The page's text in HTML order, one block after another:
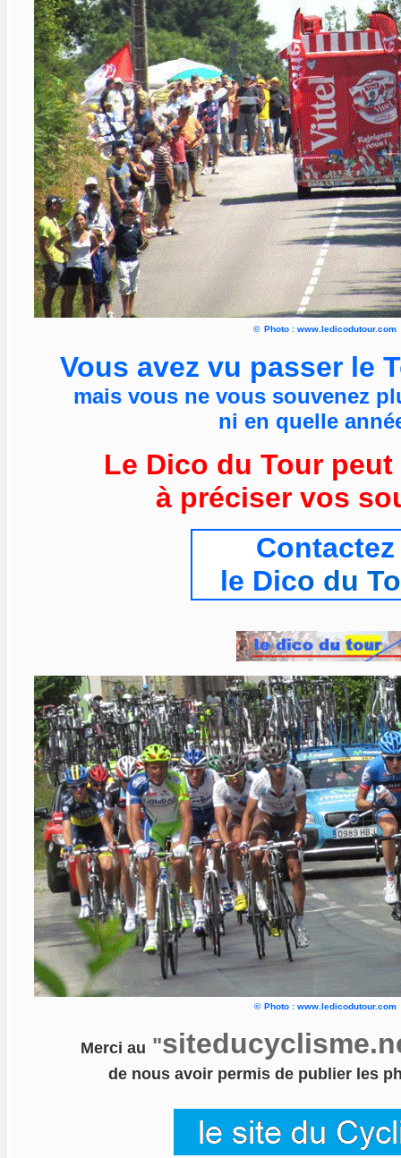
© Photo : www.ledicodutour.com
Vous avez vu passer le
mais vous ne vous souvenez
ni en quelle
Le Dico du Tour
à préciser vos
Contactez
le Dico du
© Photo : www.ledicodutour.com
Merci au "
de nous avoir permis de publier les